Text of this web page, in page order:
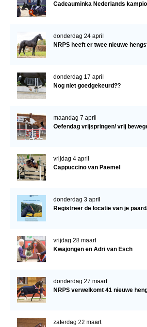
Cadeauminka Nederlands
donderdag 24 april
NRPS heeft er twee nieuwe
donderdag 17 april
Nog niet goedgekeurd??
maandag 7 april
Oefendag vrijspringen/ vrij
vrijdag 4 april
Cappuccino van Paemel
donderdag 3 april
Registreer de locatie van je
vrijdag 28 maart
Kwajongen en Adri van Esch
donderdag 27 maart
NRPS verwelkomt 41 nieuwe
zaterdag 22 maart